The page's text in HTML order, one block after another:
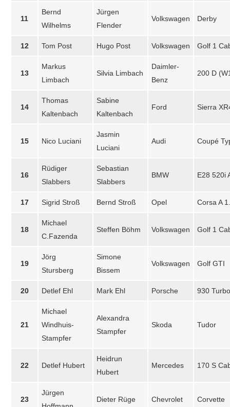
11
Bernd
Wilhelms
Jürgen
Flender
Volkswagen Derby
12 Tom Post Hugo Post Volkswagen Golf 1
13
Markus
Limbach
Silvia Limbach
Daimler-
Benz
200 D
14
Thomas
Kaltenbach
Sabine
Kaltenbach
Ford Sierra
15 Nico Luciani
Jasmin
Luciani
Audi Coupé
16
Rüdiger
Slabbers
Sebastian
Slabbers
BMW E28 520i
17 Sigrid Stroß Bernd Stroß Opel Corsa A
18
Michael
C.Fazenda
Steffen Böhm Volkswagen Golf 1
19
Jörg
Stursberg
Simone
Bissem
Volkswagen Golf GTI
20 Detlef Ehl Mark Ehl Porsche 930 Turbo
21
Michael
Windhuis-
Stampfer
Alexandra
Stampfer
Skoda Tudor
22 Detlef Hubert
Heidrun
Hubert
Mercedes 170 S
23
Jürgen
Dieter Rüge Chevrolet Corvette